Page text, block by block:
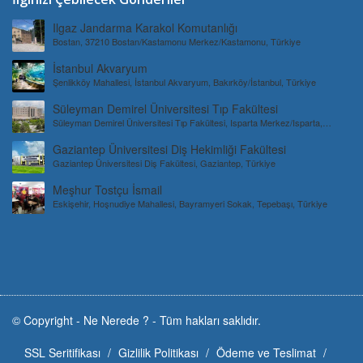
Ilgaz Jandarma Karakol Komutanlığı
Bostan, 37210 Bostan/Kastamonu Merkez/Kastamonu, Türkiye
İstanbul Akvaryum
Şenlikköy Mahallesi, İstanbul Akvaryum, Bakırköy/İstanbul, Türkiye
Süleyman Demirel Üniversitesi Tıp Fakültesi
Süleyman Demirel Üniversitesi Tıp Fakültesi, Isparta Merkez/Isparta,
Gaziantep Üniversitesi Diş Hekimliği Fakültesi
Gaziantep Üniversitesi Diş Fakültesi, Gaziantep, Türkiye
Meşhur Tostçu İsmail
Eskişehir, Hoşnudiye Mahallesi, Bayramyeri Sokak, Tepebaşı, Türkiye
© Copyright - Ne Nerede ? - Tüm hakları saklıdır.
SSL Seritifikası
Gizlilik Politikası
Ödeme ve Teslimat